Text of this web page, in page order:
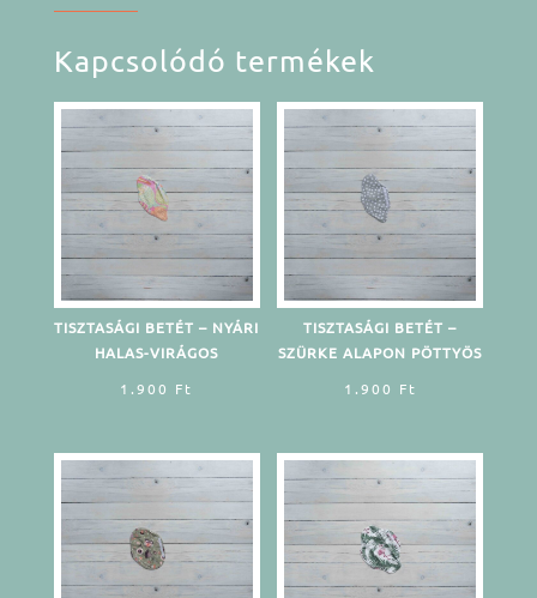
Kapcsolódó termékek
TISZTASÁGI BETÉT – NYÁRI
HALAS-VIRÁGOS
1.900 Ft
TISZTASÁGI BETÉT –
SZÜRKE ALAPON PÖTTYÖS
1.900 Ft